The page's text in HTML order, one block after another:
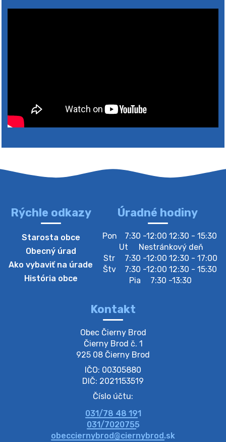
4. augusta 2026 10:05
Zberný dvor-Gyűjtőudvar
Oznamujeme obyvateľom, že v stredu 05. augusta
bude zberný dvor zatvorený. Értesítjük a lakosokat,
hogy szerdán augusztus 05-én a gyűjtőudvar zárva
lesz https://ciernybrod.sk?p=214…
Zber separovaného odpadu plastu-
Szeparált műanya…
Oznamujeme obyvateľom, že v stredu 05. augusta
prebehne zber separovaného odpadu plastu. Prosíme
obyvateľov, aby vrecia s odpadom vyložili pred dom už
večer vopred, nakoľko firma F…
4. augusta 2026 09:51
Oznámenie o plánovanom prerušení dodávky
elektri…
Rýchle odkazy
Starosta obce
Obecný úrad
Ako vybaviť na úrade
História obce
Úradné hodiny
Pon
7:30 -12:00 12:30 - 15:30
Ut
Nestránkový deň
Str
7:30 -12:00 12:30 - 17:00
Štv
7:30 -12:00 12:30 - 15:30
Pia
7:30 -13:30
Kontakt
Obec Čierny Brod
Čierny Brod č. 1
925 08 Čierny Brod
IČO: 00305880
DIČ: 2021153519
Číslo účtu:
031/78 48 191
031/7020755
obecciernybrod@ciernybrod.sk